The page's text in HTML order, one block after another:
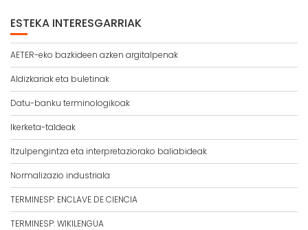
ESTEKA INTERESGARRIAK
AETER-eko bazkideen azken argitalpenak
Aldizkariak eta buletinak
Datu-banku terminologikoak
Ikerketa-taldeak
Itzulpengintza eta interpretaziorako baliabideak
Normalizazio industriala
TERMINESP: ENCLAVE DE CIENCIA
TERMINESP: WIKILENGUA